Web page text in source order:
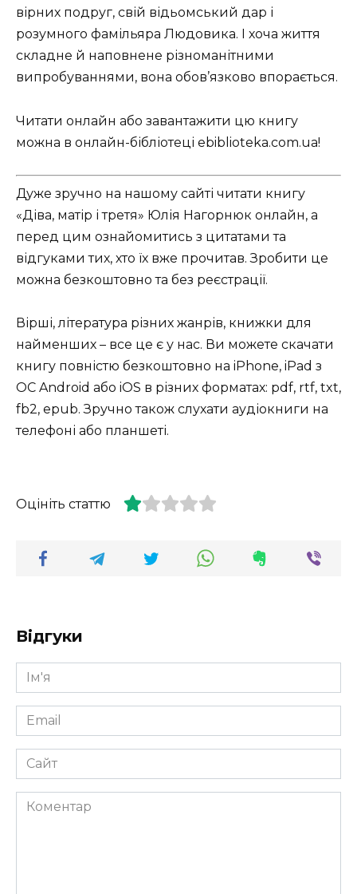
вірних подруг, свій відьомський дар і
розумного фамільяра Людовика. І хоча життя
складне й наповнене різноманітними
випробуваннями, вона обов’язково впорається.
Читати онлайн або завантажити цю книгу
можна в онлайн-бібліотеці ebiblioteka.com.ua!
Дуже зручно на нашому сайті читати книгу
«Діва, матір і третя» Юлія Нагорнюк онлайн, а
перед цим ознайомитись з цитатами та
відгуками тих, хто їх вже прочитав. Зробити це
можна безкоштовно та без реєстрації.
Вірші, література різних жанрів, книжки для
найменших – все це є у нас. Ви можете скачати
книгу повністю безкоштовно на iPhone, iPad з
ОС Android або iOS в різних форматах: pdf, rtf, txt,
fb2, epub. Зручно також слухати аудіокниги на
телефоні або планшеті.
Оцініть статтю
Відгуки
Ім'я
*
Email
*
Сайт
Коментар